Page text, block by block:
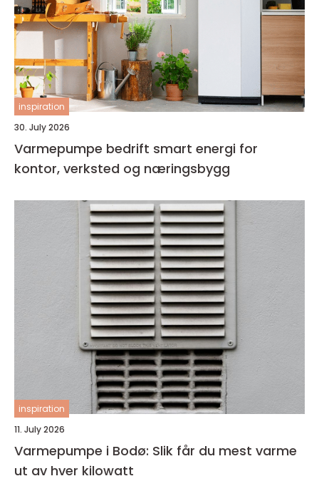
inspiration
30. July 2026
Varmepumpe bedrift smart energi for
kontor, verksted og næringsbygg
inspiration
11. July 2026
Varmepumpe i Bodø: Slik får du mest varme
ut av hver kilowatt